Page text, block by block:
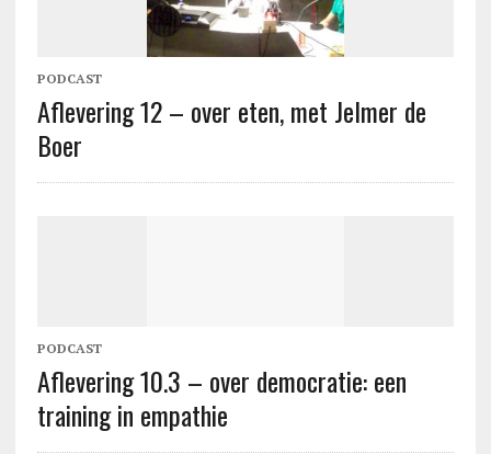
PODCAST
Aflevering 12 – over eten, met Jelmer de
Boer
PODCAST
Aflevering 10.3 – over democratie: een
training in empathie